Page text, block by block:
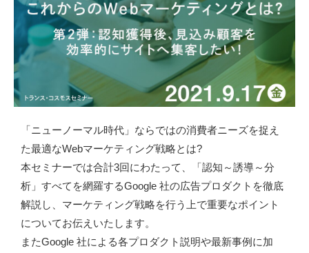
「ニューノーマル時代」ならではの消費者ニーズを捉え
た最適なWebマーケティング戦略とは?
本セミナーでは合計3回にわたって、「認知～誘導～分
析」すべてを網羅するGoogle 社の広告プロダクトを徹底
解説し、マーケティング戦略を行う上で重要なポイント
についてお伝えいたします。
またGoogle 社による各プロダクト説明や最新事例に加